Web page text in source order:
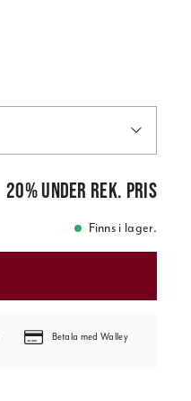
20%under rek. pris
Finns i lager.
Betala med Walley